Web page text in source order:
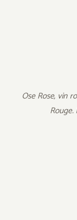
Ose Rose, vin